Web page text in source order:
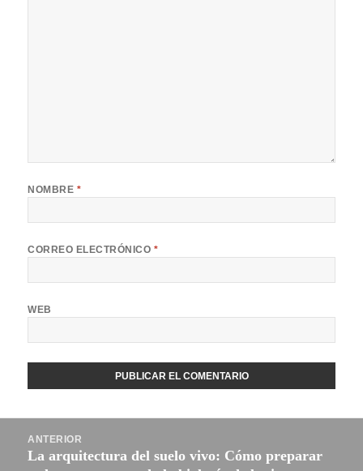
NOMBRE *
CORREO ELECTRÓNICO *
WEB
ANTERIOR
Entrada
La arquitectura del suelo vivo: Cómo preparar